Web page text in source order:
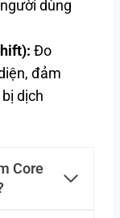
dùng
Đo
đảm
dịch
Core